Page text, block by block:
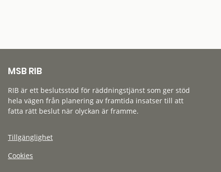
MSB RIB
RIB är ett beslutsstöd för räddningstjänst som ger stöd
hela vägen från planering av framtida insatser till att
fatta rätt beslut när olyckan är framme.
Tillgänglighet
Cookies